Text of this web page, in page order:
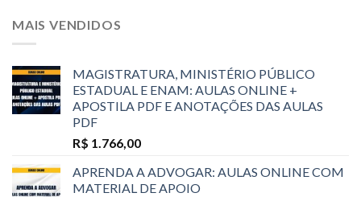
MAIS VENDIDOS
MAGISTRATURA, MINISTÉRIO PÚBLICO
ESTADUAL E ENAM: AULAS ONLINE +
APOSTILA PDF E ANOTAÇÕES DAS AULAS
PDF
R$ 1.766,00
APRENDA A ADVOGAR: AULAS ONLINE COM
MATERIAL DE APOIO